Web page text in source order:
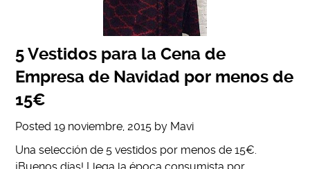
5 Vestidos para la Cena de
Empresa de Navidad por menos de
15€
Posted19 noviembre, 2015 by Mavi
Una selección de 5 vestidos por menos de 15€.